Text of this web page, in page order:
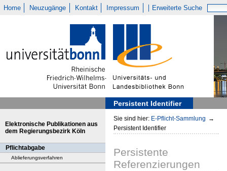
Home Neuzugänge Kontakt Impressum Erweiterte Suche
Persistent Identifier
Elektronische Publikationen aus
dem Regierungsbezirk Köln
Pflichtabgabe
Ablieferungsverfahren
Sie sind hier: E-Pflicht-Sammlung →
Persistent Identifier
Persistente
Referenzierungen